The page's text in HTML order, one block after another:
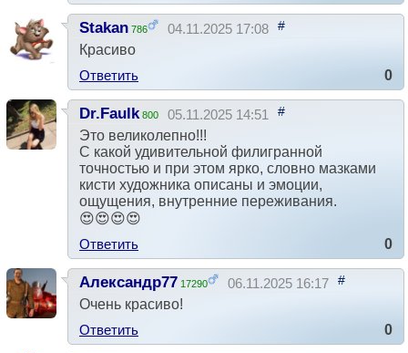
Stakan 786 04.11.2025 17:08 #
Красиво
Ответить
0
Dr.Faulk 800 05.11.2025 14:51 #
Это великолепно!!!
С какой удивительной филигранной
точностью и при этом ярко, словно мазками
кисти художника описаны и эмоции,
ощущения, внутренние переживания.
😍😍😍😍
Ответить
0
Александр77 17290 06.11.2025 16:17 #
Очень красиво!
Ответить
0